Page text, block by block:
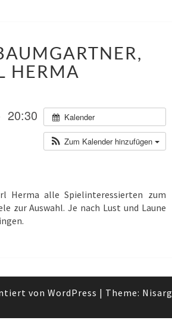
HERMA
Kalender
Zum Kalender hinzufügen
Herma alle Spielinteressierten zum
zur Auswahl. Je nach Lust und Laune
von WordPress | Theme: Nisarg